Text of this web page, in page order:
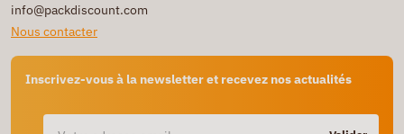
info@packdiscount.com
Nous contacter
Inscrivez-vous à la newsletter et recevez nos actualités